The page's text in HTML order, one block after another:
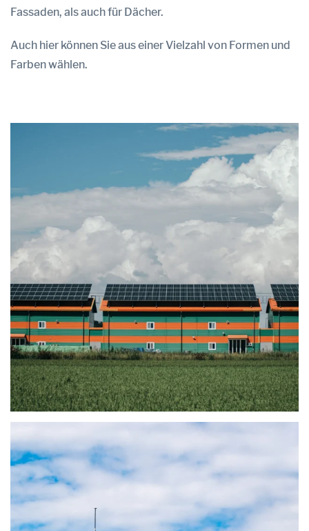
Fassaden, als auch für Dächer.
Auch hier können Sie aus einer Vielzahl von Formen und
Farben wählen.